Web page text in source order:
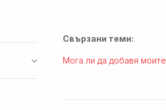
Свързани теми:
Мога ли да добавя